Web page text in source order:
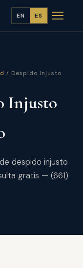
EN ES
/ Despido Injusto
Injusto
despido injusto
gratis — (661)